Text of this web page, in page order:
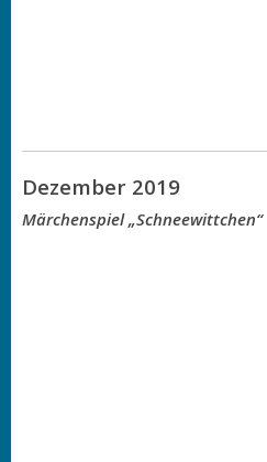
Dezember 2019
Märchenspiel „Schneewittchen“